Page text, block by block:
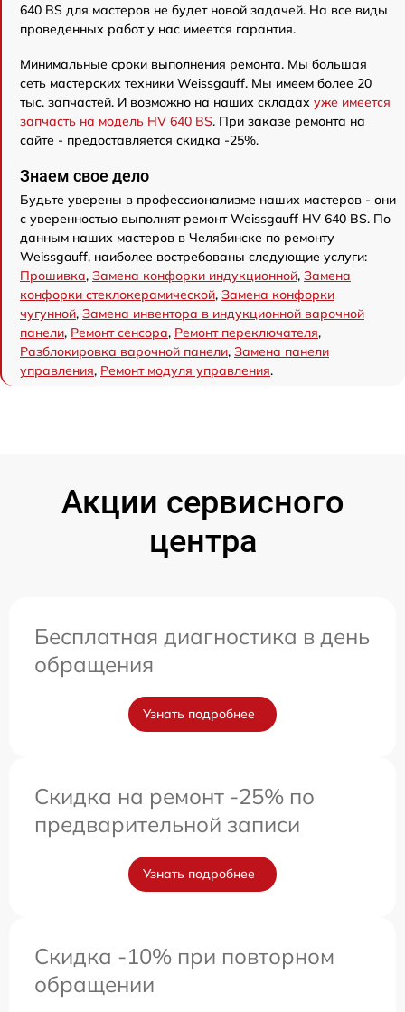
640 BS для мастеров не будет новой задачей. На все виды
проведенных работ у нас имеется гарантия.
Минимальные сроки выполнения ремонта. Мы большая
сеть мастерских техники Weissgauff. Мы имеем более 20
тыс. запчастей. И возможно на наших складах уже имеется
запчасть на модель HV 640 BS. При заказе ремонта на
сайте - предоставляется скидка -25%.
Знаем свое дело
Будьте уверены в профессионализме наших мастеров - они
с уверенностью выполнят ремонт Weissgauff HV 640 BS. По
данным наших мастеров в Челябинске по ремонту
Weissgauff, наиболее востребованы следующие услуги:
Прошивка, Замена конфорки индукционной, Замена
конфорки стеклокерамической, Замена конфорки
чугунной, Замена инвентора в индукционной варочной
панели, Ремонт сенсора, Ремонт переключателя,
Разблокировка варочной панели, Замена панели
управления, Ремонт модуля управления.
Акции сервисного
центра
Бесплатная диагностика в день
обращения
Узнать подробнее
Скидка на ремонт -25% по
предварительной записи
Узнать подробнее
Скидка -10% при повторном
обращении